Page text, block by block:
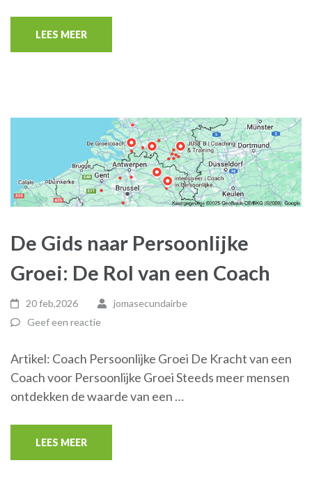
LEES MEER
De Gids naar Persoonlijke
Groei: De Rol van een Coach
20 feb,2026
jomasecundairbe
Geef een reactie
Artikel: Coach Persoonlijke Groei De Kracht van een
Coach voor Persoonlijke Groei Steeds meer mensen
ontdekken de waarde van een …
LEES MEER